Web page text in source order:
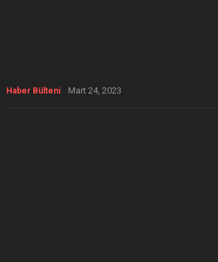
Haber Bülteni Mart 24, 2023